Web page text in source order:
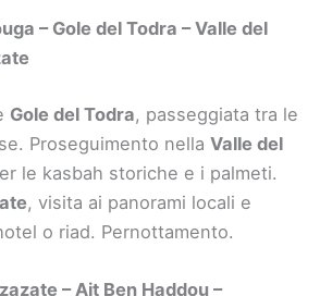
– Gole del Todra – Valle del
Gole del Todra, passeggiata tra le
Proseguimento nella Valle del
le kasbah storiche e i palmeti.
, visita ai panorami locali e
o riad. Pernottamento.
– Ait Ben Haddou –